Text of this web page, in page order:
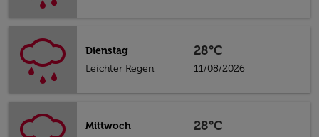
Dienstag
Leichter Regen
28°C
11/08/2026
Mittwoch
28°C